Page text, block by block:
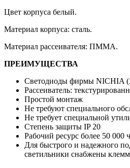
Цвет корпуса белый.
Материал корпуса: сталь.
Материал рассеивателя: ПММА.
ПРЕИМУЩЕСТВА
Светодиоды фирмы NICHIA
Рассеиватель:
Простой монтаж
Не требуют специального
Не требует специальной
Степень защиты IP 20
Рабочий ресурс более 50 000
Для быстрого и надежного
светильники снабжены